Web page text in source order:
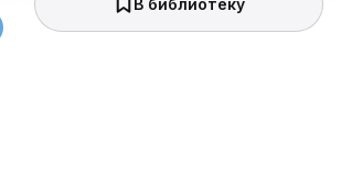
В библиотеку